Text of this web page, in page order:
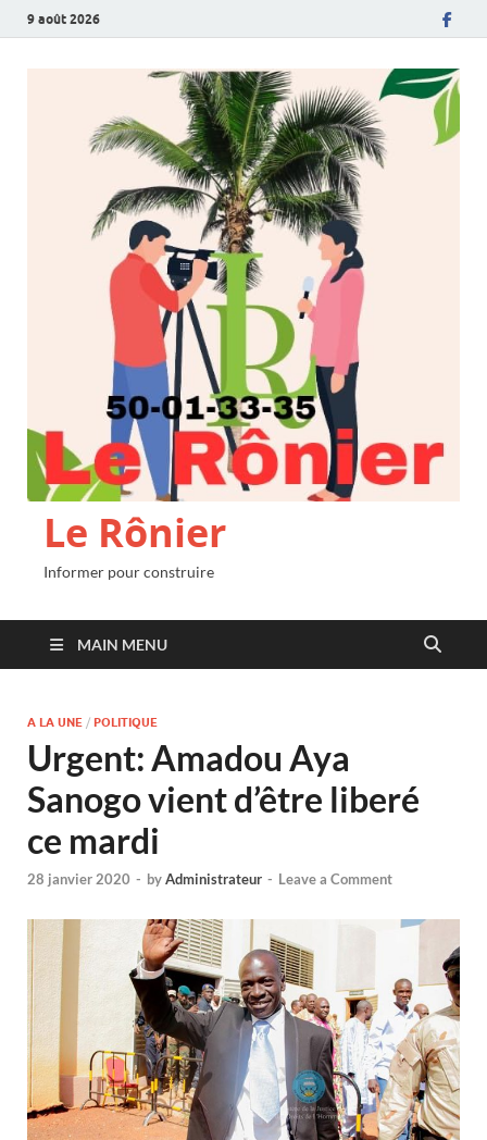
9 août 2026
Le Rônier
Informer pour construire
MAIN MENU
A LA UNE / POLITIQUE
Urgent: Amadou Aya
Sanogo vient d’être liberé
ce mardi
28 janvier 2020 - byAdministrateur - Leave a Comment